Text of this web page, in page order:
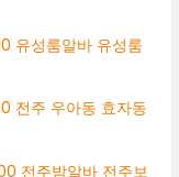
유성룸알바 유성룸
전주 우아동 효자동
전주밤알바 전주보